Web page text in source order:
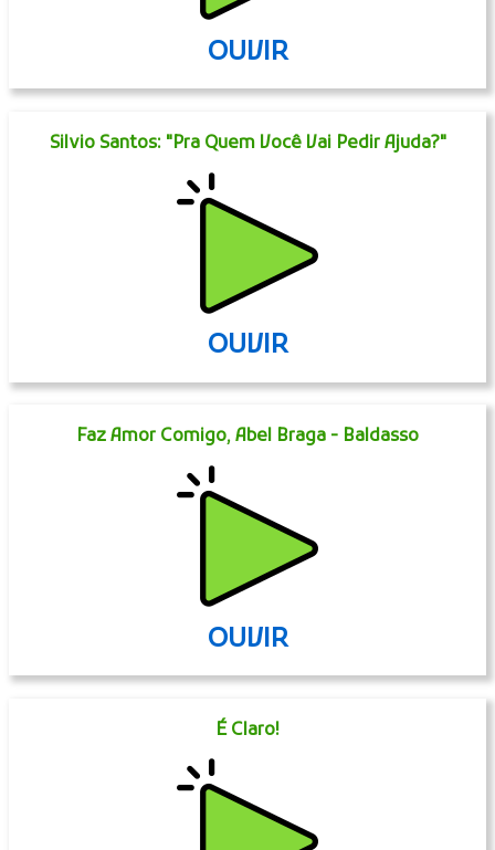
OUVIR
Silvio Santos: "Pra Quem Você Vai Pedir Ajuda?"
OUVIR
Faz Amor Comigo, Abel Braga - Baldasso
OUVIR
É Claro!